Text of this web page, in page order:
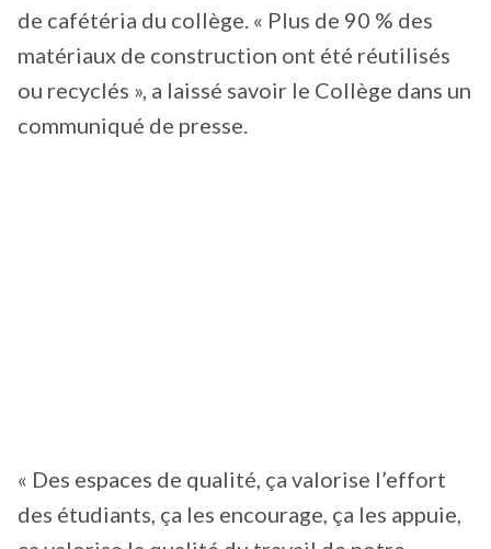
de cafétéria du collège. « Plus de 90 % des
matériaux de construction ont été réutilisés
ou recyclés », a laissé savoir le Collège dans un
communiqué de presse.
« Des espaces de qualité, ça valorise l’effort
des étudiants, ça les encourage, ça les appuie,